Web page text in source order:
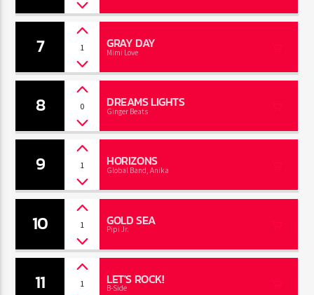
7 1 GRAY DAY
Mimi Love
8 0 DREAMS LIGHTS
Ginger Beats
9 1 HORIZONS
Global Band, Anika
10 1 GOLD SEA
Pipi Jr.
11 1 LET'S ROCK!
B-Side